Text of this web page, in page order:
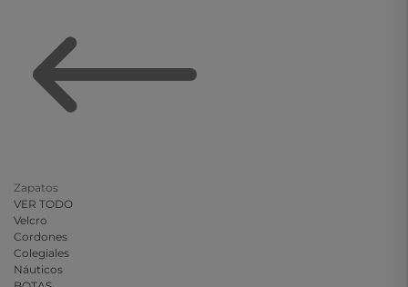
Zapatos
VER TODO
Velcro
Cordones
Colegiales
Náuticos